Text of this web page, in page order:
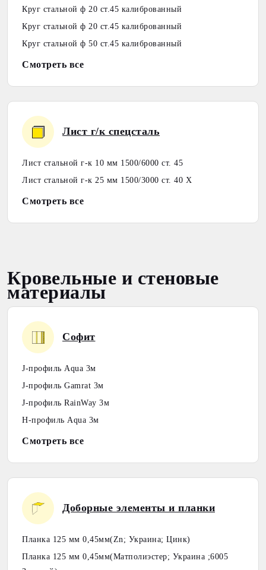
Круг стальной ф 20 ст.45 калиброванный
Круг стальной ф 20 ст.45 калиброванный
Круг стальной ф 50 ст.45 калиброванный
Смотреть все
Лист г/к спецсталь
Лист стальной г-к 10 мм 1500/6000 ст. 45
Лист стальной г-к 25 мм 1500/3000 ст. 40 Х
Смотреть все
Кровельные и стеновые
материалы
Софит
J-профиль Aqua 3м
J-профиль Gamrat 3м
J-профиль RainWay 3м
Н-профиль Aqua 3м
Смотреть все
Доборные элементы и планки
Планка 125 мм 0,45мм(Zn; Украина; Цинк)
Планка 125 мм 0,45мм(Матполиэстер; Украина ;6005